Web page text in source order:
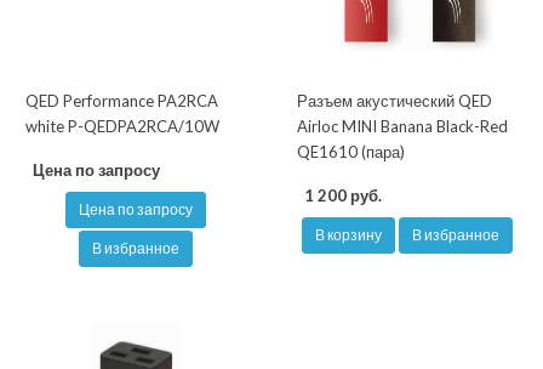
QED Performance PA2RCA
white P-QEDPA2RCA/10W
Цена по запросу
Цена по запросу
В избранное
Разъем акустический QED
Airloc MINI Banana Black-Red
QE1610 (пара)
1 200 руб.
В корзину В избранное